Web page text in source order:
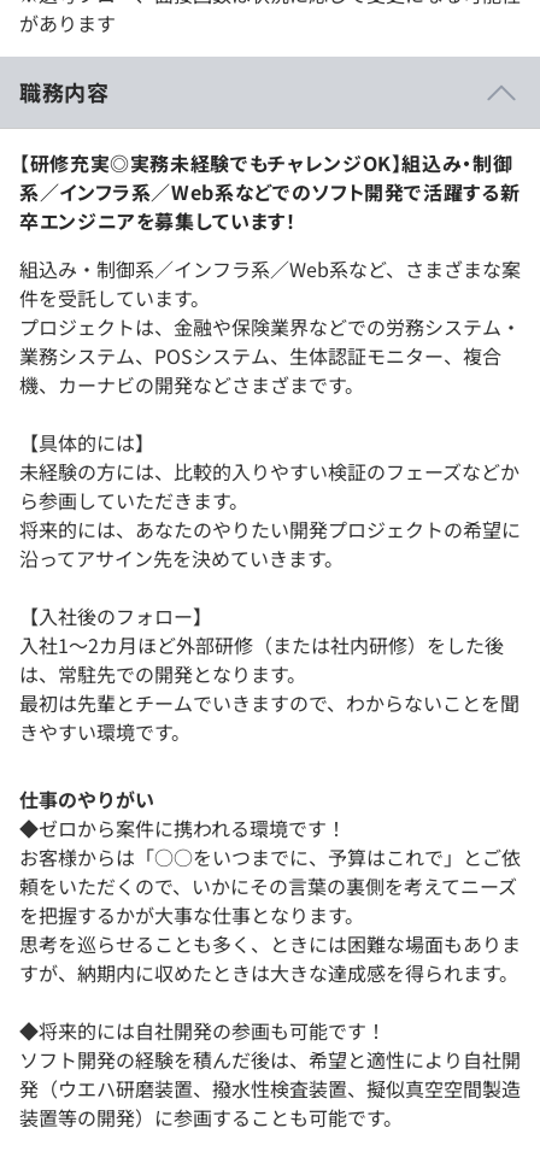
があります
職務内容
【研修充実◎実務未経験でもチャレンジOK】組込み・制御
系／インフラ系／Web系などでのソフト開発で活躍する新
卒エンジニアを募集しています！
組込み・制御系／インフラ系／Web系など、さまざまな案
件を受託しています。
プロジェクトは、金融や保険業界などでの労務システム・
業務システム、POSシステム、生体認証モニター、複合
機、カーナビの開発などさまざまです。
【具体的には】
未経験の方には、比較的入りやすい検証のフェーズなどか
ら参画していただきます。
将来的には、あなたのやりたい開発プロジェクトの希望に
沿ってアサイン先を決めていきます。
【入社後のフォロー】
入社1〜2カ月ほど外部研修（または社内研修）をした後
は、常駐先での開発となります。
最初は先輩とチームでいきますので、わからないことを聞
きやすい環境です。
仕事のやりがい
◆ゼロから案件に携われる環境です！
お客様からは「○○をいつまでに、予算はこれで」とご依
頼をいただくので、いかにその言葉の裏側を考えてニーズ
を把握するかが大事な仕事となります。
思考を巡らせることも多く、ときには困難な場面もありま
すが、納期内に収めたときは大きな達成感を得られます。
◆将来的には自社開発の参画も可能です！
ソフト開発の経験を積んだ後は、希望と適性により自社開
発（ウエハ研磨装置、撥水性検査装置、擬似真空空間製造
装置等の開発）に参画することも可能です。